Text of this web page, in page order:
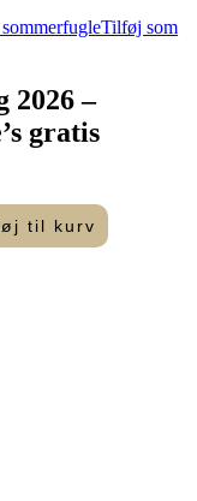
Tilføj som
2026 –
gratis
til kurv